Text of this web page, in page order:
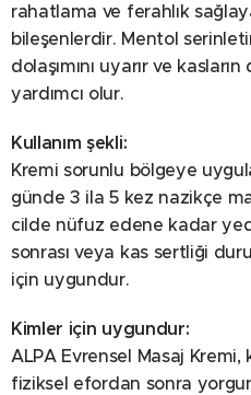
rahatlama ve ferahlık
bileşenlerdir. Mentol
dolaşımını uyarır ve
yardımcı olur.
Kullanım şekli:
Kremi sorunlu bölgeye
günde 3 ila 5 kez nazikçe
cilde nüfuz edene kadar
sonrası veya kas sertliği
için uygundur.
Kimler için uygundur:
ALPA Evrensel Masaj Kremi,
fiziksel efordan sonra